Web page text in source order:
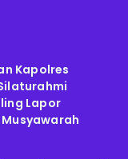
Kapolres
Lapor